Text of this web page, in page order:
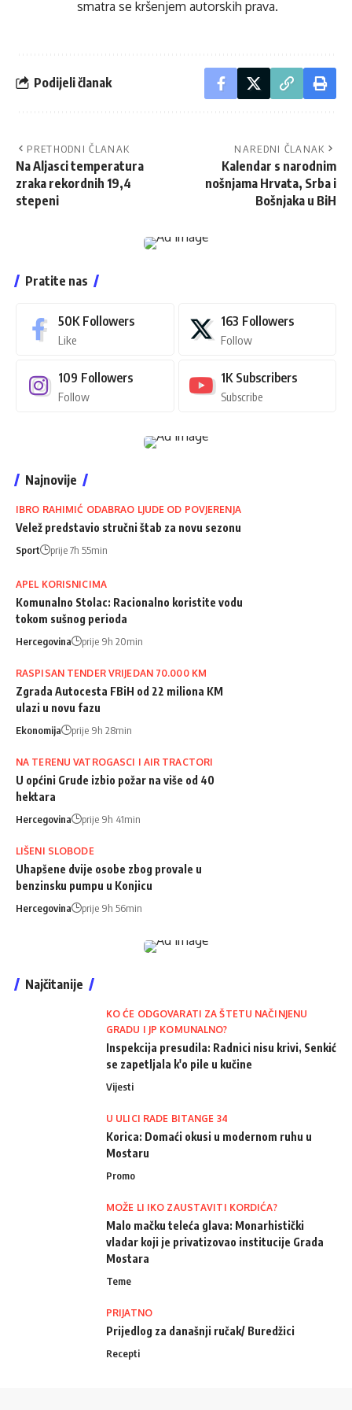
smatra se kršenjem autorskih prava.
Podijeli članak
PRETHODNI ČLANAK
Na Aljasci temperatura
zraka rekordnih 19,4
stepeni
NAREDNI ČLANAK
Kalendar s narodnim
nošnjama Hrvata, Srba i
Bošnjaka u BiH
Pratite nas
50K Followers
Like
163 Followers
Follow
109 Followers
Follow
1K Subscribers
Subscribe
Najnovije
IBRO RAHIMIĆ ODABRAO LJUDE OD POVJERENJA
Velež predstavio stručni štab za novu sezonu
Sport prije 7h 55min
APEL KORISNICIMA
Komunalno Stolac: Racionalno koristite vodu
tokom sušnog perioda
Hercegovina prije 9h 20min
RASPISAN TENDER VRIJEDAN 70.000 KM
Zgrada Autocesta FBiH od 22 miliona KM
ulazi u novu fazu
Ekonomija prije 9h 28min
NA TERENU VATROGASCI I AIR TRACTORI
U općini Grude izbio požar na više od 40
hektara
Hercegovina prije 9h 41min
LIŠENI SLOBODE
Uhapšene dvije osobe zbog provale u
benzinsku pumpu u Konjicu
Hercegovina prije 9h 56min
Najčitanije
KO ĆE ODGOVARATI ZA ŠTETU NAČINJENU
GRADU I JP KOMUNALNO?
Inspekcija presudila: Radnici nisu krivi, Senkić
se zapetljala k'o pile u kučine
Vijesti
U ULICI RADE BITANGE 34
Korica: Domaći okusi u modernom ruhu u
Mostaru
Promo
MOŽE LI IKO ZAUSTAVITI KORDIĆA?
Malo mačku teleća glava: Monarhistički
vladar koji je privatizovao institucije Grada
Mostara
Teme
PRIJATNO
Prijedlog za današnji ručak/ Buredžici
Recepti